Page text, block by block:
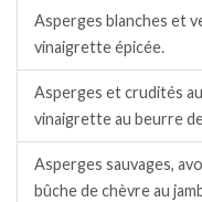
Asperges blanches et
vinaigrette épicée.
Asperges et crudités
vinaigrette au beurre
Asperges sauvages,
bûche de chèvre au